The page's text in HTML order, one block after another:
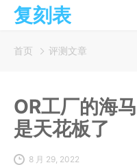
复刻表
首页 评测文章
OR工厂的海
是天花板了
8 月 29, 2022